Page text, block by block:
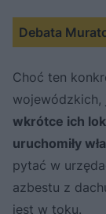
Debata
Choć ten
wojewódzkich,
wkrótce ich
uruchomiły
pytać w
azbestu z
jest w toku.